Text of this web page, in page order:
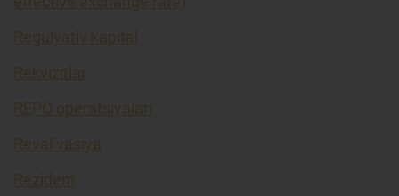
Regulyativ kapital
Rekvizitlar
REPO operatsiyalari
Reval’vasiya
Rezident